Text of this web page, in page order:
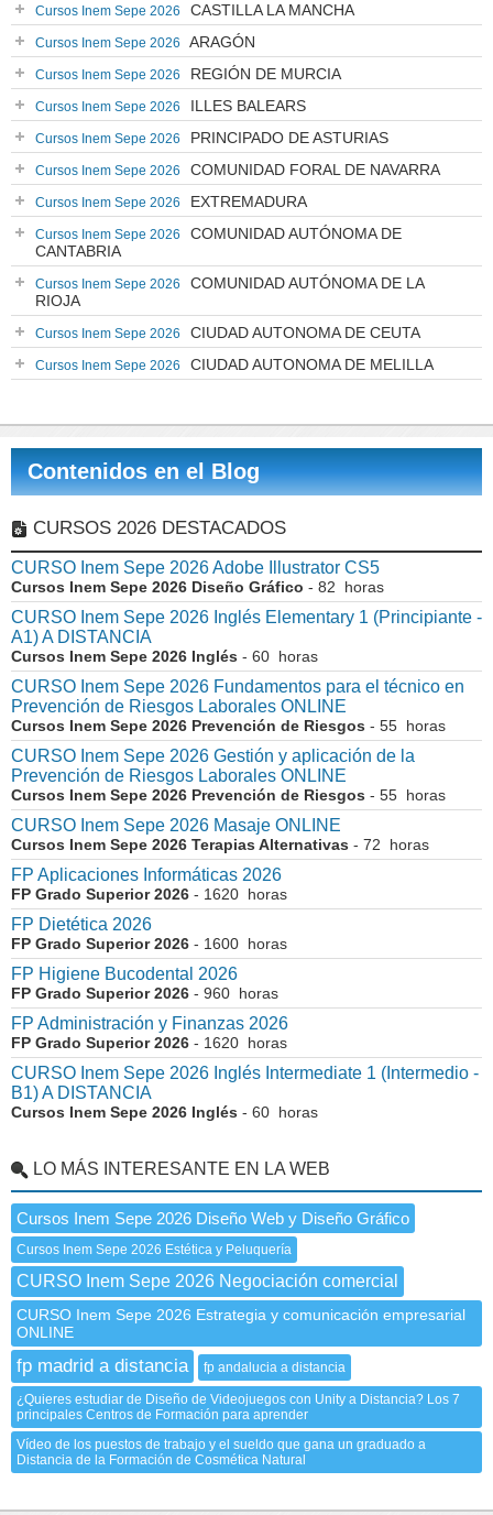
Cursos Inem Sepe 2026 CASTILLA LA MANCHA
Cursos Inem Sepe 2026 ARAGÓN
Cursos Inem Sepe 2026 REGIÓN DE MURCIA
Cursos Inem Sepe 2026 ILLES BALEARS
Cursos Inem Sepe 2026 PRINCIPADO DE ASTURIAS
Cursos Inem Sepe 2026 COMUNIDAD FORAL DE NAVARRA
Cursos Inem Sepe 2026 EXTREMADURA
Cursos Inem Sepe 2026
COMUNIDAD AUTÓNOMA DE
CANTABRIA
Cursos Inem Sepe 2026
COMUNIDAD AUTÓNOMA DE LA
RIOJA
Cursos Inem Sepe 2026 CIUDAD AUTONOMA DE CEUTA
Cursos Inem Sepe 2026 CIUDAD AUTONOMA DE MELILLA
Contenidos en el Blog
CURSOS 2026 DESTACADOS
CURSO Inem Sepe 2026 Adobe Illustrator CS5
Cursos Inem Sepe 2026 Diseño Gráfico - 82 horas
CURSO Inem Sepe 2026 Inglés Elementary 1 (Principiante -
A1) A DISTANCIA
Cursos Inem Sepe 2026 Inglés - 60 horas
CURSO Inem Sepe 2026 Fundamentos para el técnico en
Prevención de Riesgos Laborales ONLINE
Cursos Inem Sepe 2026 Prevención de Riesgos - 55 horas
CURSO Inem Sepe 2026 Gestión y aplicación de la
Prevención de Riesgos Laborales ONLINE
Cursos Inem Sepe 2026 Prevención de Riesgos - 55 horas
CURSO Inem Sepe 2026 Masaje ONLINE
Cursos Inem Sepe 2026 Terapias Alternativas - 72 horas
FP Aplicaciones Informáticas 2026
FP Grado Superior 2026 - 1620 horas
FP Dietética 2026
FP Grado Superior 2026 - 1600 horas
FP Higiene Bucodental 2026
FP Grado Superior 2026 - 960 horas
FP Administración y Finanzas 2026
FP Grado Superior 2026 - 1620 horas
CURSO Inem Sepe 2026 Inglés Intermediate 1 (Intermedio -
B1) A DISTANCIA
Cursos Inem Sepe 2026 Inglés - 60 horas
LO MÁS INTERESANTE EN LA WEB
Cursos Inem Sepe 2026 Diseño Web y Diseño Gráfico
Cursos Inem Sepe 2026 Estética y Peluquería
CURSO Inem Sepe 2026 Negociación comercial
CURSO Inem Sepe 2026 Estrategia y comunicación empresarial
ONLINE
fp madrid a distancia fp andalucia a distancia
¿Quieres estudiar de Diseño de Videojuegos con Unity a Distancia? Los 7
principales Centros de Formación para aprender
Vídeo de los puestos de trabajo y el sueldo que gana un graduado a
Distancia de la Formación de Cosmética Natural